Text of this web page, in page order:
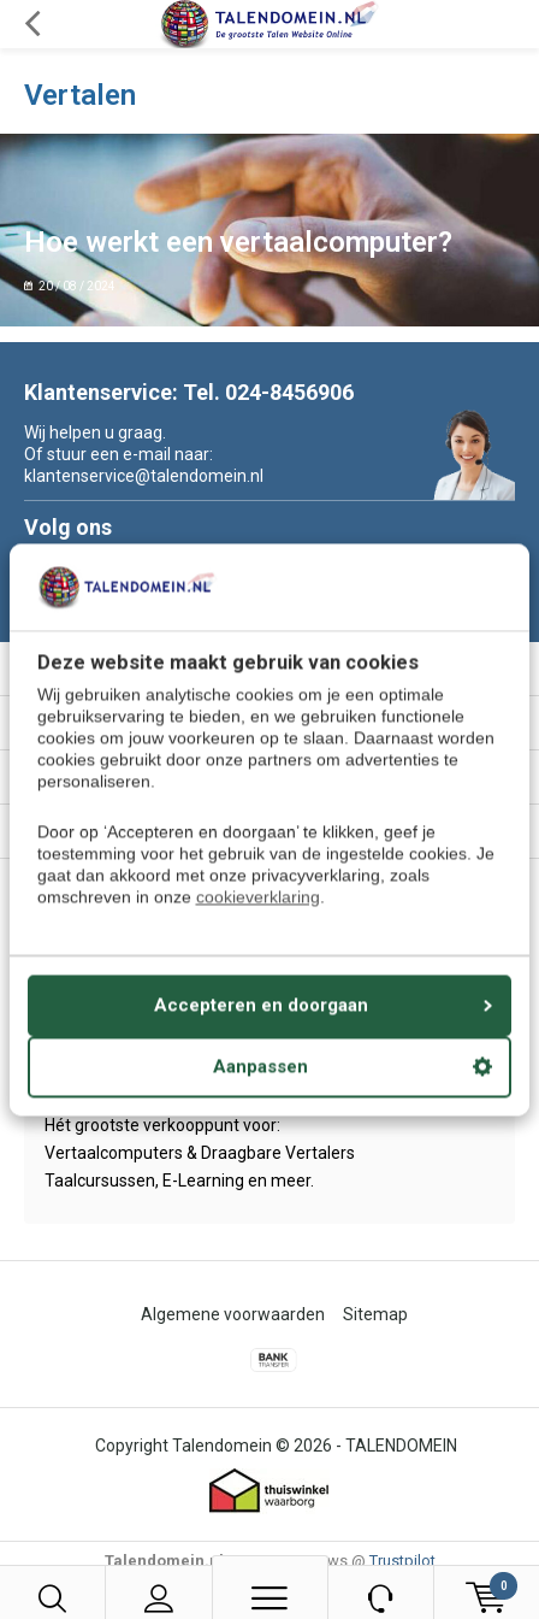
Deze website maakt gebruik van cookies
Wij gebruiken analytische cookies om je een optimale
gebruikservaring te bieden, en we gebruiken functionele
cookies om jouw voorkeuren op te slaan. Daarnaast worden
cookies gebruikt door onze partners om advertenties te
personaliseren.
Door op ‘Accepteren en doorgaan’ te klikken, geef je
toestemming voor het gebruik van de ingestelde cookies. Je
gaat dan akkoord met onze privacyverklaring, zoals
omschreven in onze cookieverklaring.
Accepteren en doorgaan
Aanpassen
0
Vertalen
Hoe werkt een vertaalcomputer?
20 / 08 / 2024
Klantenservice: Tel. 024-8456906
Wij helpen u graag.
Of stuur een e-mail naar:
klantenservice@talendomein.nl
Volg ons
Meer informatie
Klantenservice
Mijn account
Categorieën
Contact
6587 AN - Middelaar (NL)
Hét grootste verkooppunt voor:
Vertaalcomputers & Draagbare Vertalers
Taalcursussen, E-Learning en meer.
© 2026 - TALENDOMEIN
Algemene voorwaarden Sitemap
Talendomein.nl4,6/-85Reviews @Trustpilot